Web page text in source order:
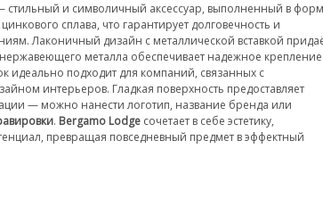
стильный и символичный аксессуар, выполненный в
сплава, что гарантирует долговечность и
Лаконичный дизайн с металлической вставкой
металла обеспечивает надежное крепление
идеально подходит для компаний, связанных с
интерьеров. Гладкая поверхность предоставляет
— можно нанести логотип, название бренда или
. Bergamo Lodge сочетает в себе эстетику,
превращая повседневный предмет в эффектный